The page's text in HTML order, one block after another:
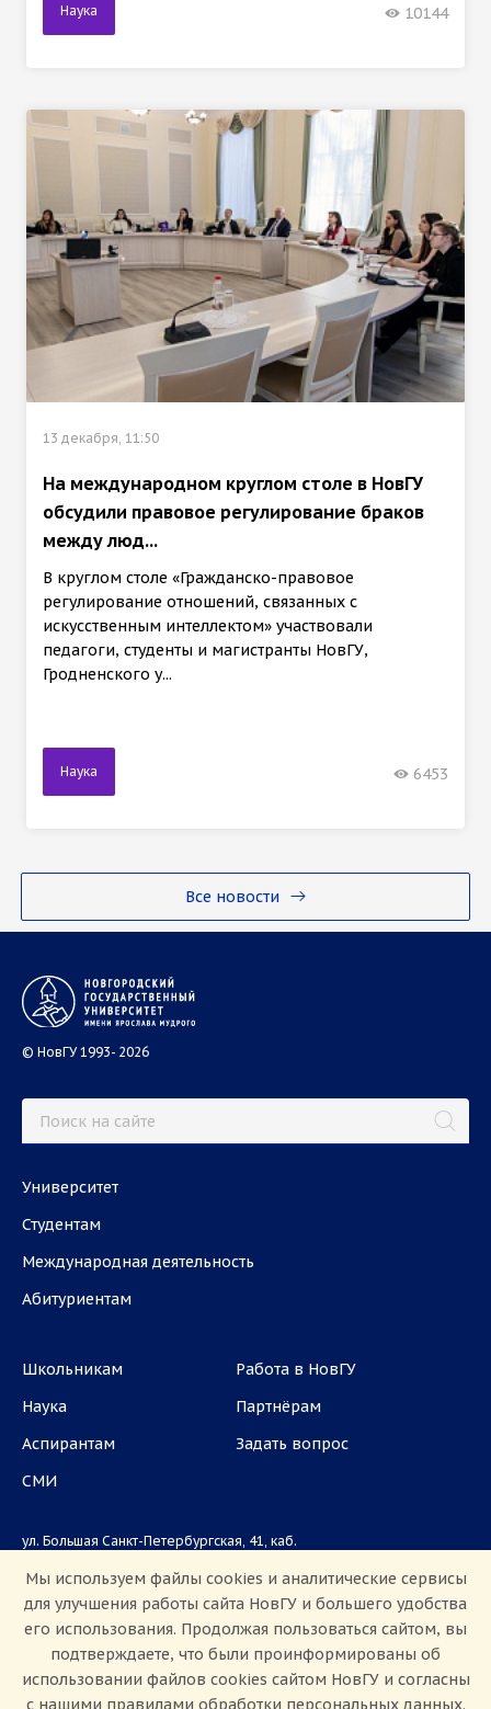
Все новости
Наука 10144
13 декабря, 11:50
На международном круглом столе в НовГУ
обсудили правовое регулирование браков
между люд...
В круглом столе «Гражданско-правовое
регулирование отношений, связанных с
искусственным интеллектом» участвовали
педагоги, студенты и магистранты НовГУ,
Гродненского у...
Наука 6453
© НовГУ 1993- 2026
Университет
Студентам
Международная деятельность
Абитуриентам
Школьникам
Наука
Аспирантам
СМИ
Работа в НовГУ
Партнёрам
Задать вопрос
ул. Большая Санкт-Петербургская, 41, каб.
Приемная комиссия: +7(8162)33-20-44
Мы используем файлы cookies и аналитические сервисы
для улучшения работы сайта НовГУ и большего удобства
его использования. Продолжая пользоваться сайтом, вы
подтверждаете, что были проинформированы об
использовании файлов cookies сайтом НовГУ и согласны
с нашими правилами обработки персональных данных.